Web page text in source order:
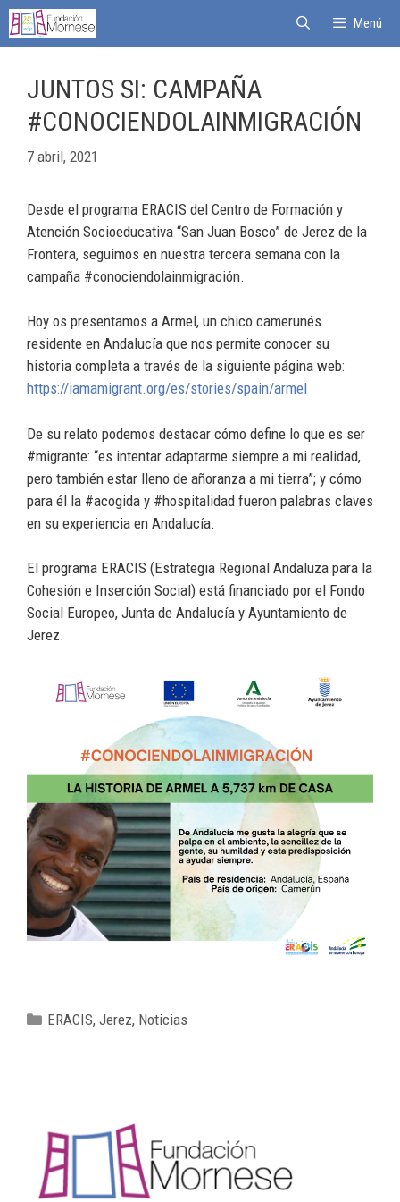
Menú
JUNTOS SI: CAMPAÑA
#CONOCIENDOLAINMIGRACIÓN
7 abril, 2021
Desde el programa ERACIS del Centro de Formación y
Atención Socioeducativa “San Juan Bosco” de Jerez de la
Frontera, seguimos en nuestra tercera semana con la
campaña #conociendolainmigración.
Hoy os presentamos a Armel, un chico camerunés
residente en Andalucía que nos permite conocer su
historia completa a través de la siguiente página web:
https://iamamigrant.org/es/stories/spain/armel
De su relato podemos destacar cómo define lo que es ser
#migrante: “es intentar adaptarme siempre a mi realidad,
pero también estar lleno de añoranza a mi tierra”; y cómo
para él la #acogida y #hospitalidad fueron palabras claves
en su experiencia en Andalucía.
El programa ERACIS (Estrategia Regional Andaluza para la
Cohesión e Inserción Social) está financiado por el Fondo
Social Europeo, Junta de Andalucía y Ayuntamiento de
Jerez.
ERACIS,Jerez, Noticias